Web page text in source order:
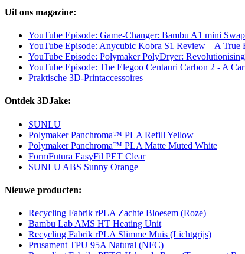
Uit ons magazine:
YouTube Episode: Game-Changer: Bambu A1 mini
YouTube Episode: Anycubic Kobra S1 Review – A True
YouTube Episode: Polymaker PolyDryer:
YouTube Episode: The Elegoo Centauri Carbon 2 - A
Praktische 3D-Printaccessoires
Ontdek 3DJake:
SUNLU
Polymaker Panchroma™ PLA Refill Yellow
Polymaker Panchroma™ PLA Matte Muted White
FormFutura EasyFil PET Clear
SUNLU ABS Sunny Orange
Nieuwe producten:
Recycling Fabrik rPLA Zachte Bloesem (Roze)
Bambu Lab AMS HT Heating Unit
Recycling Fabrik rPLA Slimme Muis (Lichtgrijs)
Prusament TPU 95A Natural (NFC)